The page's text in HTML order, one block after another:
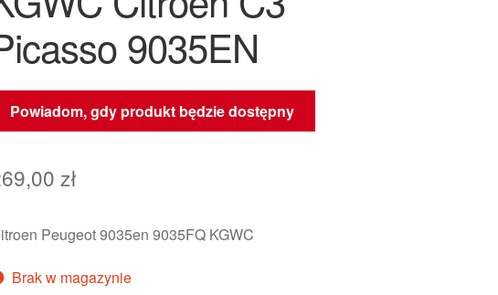
9035EN
Powiadom, gdy produkt będzie dostępny
zł
Peugeot 9035en 9035FQ KGWC
Brak w magazynie